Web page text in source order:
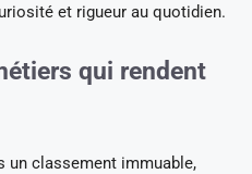
et rigueur au quotidien.
qui rendent
un classement immuable,